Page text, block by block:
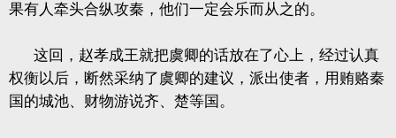
果有人牵头合纵攻秦，他们一定会乐而从之的。
这回，赵孝成王就把虞卿的话放在了心上，经过认真
权衡以后，断然采纳了虞卿的建议，派出使者，用贿赂秦
国的城池、财物游说齐、楚等国。